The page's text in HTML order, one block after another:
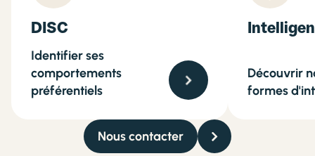
DISC
Identifier ses
comportements
préférentiels
Découvrir
formes
Nous contacter